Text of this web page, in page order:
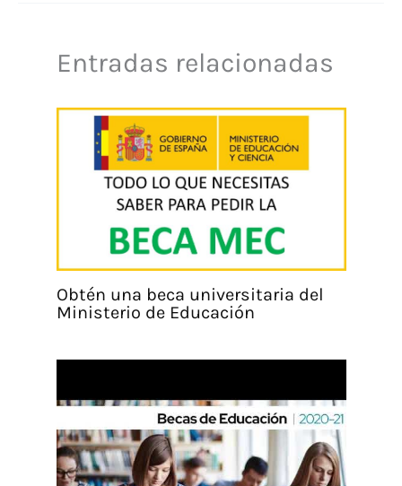
Entradas relacionadas
Obtén una beca universitaria del
Ministerio de Educación